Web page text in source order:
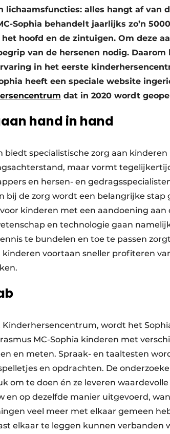
lichaamsfuncties: alles hangt af van
Sophia behandelt jaarlijks zo’n
hoofd en de zintuigen. Om deze
van de hersenen nodig.
in het eerste
heeft een speciale website
dat in 2020 wordt
hand in hand
specialistische zorg aan kinderen
maar vormt
en hersen- en
de zorg wordt een belangrijke stap
kinderen met een aandoening aan
en technologie gaan
te bundelen en toe te passen
voortaan sneller profiteren
wordt het
MC-Sophia kinderen met
en meten. Spraak- en taaltesten
en opdrachten. De
om te doen én ze leveren waardevolle
en op dezelfde manier uitgevoerd,
veel meer met elkaar gemeen
elkaar te leggen kunnen verbanden